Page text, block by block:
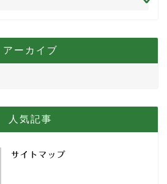
アーカイブ
人気記事
サイトマップ